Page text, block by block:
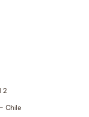
2
Chile